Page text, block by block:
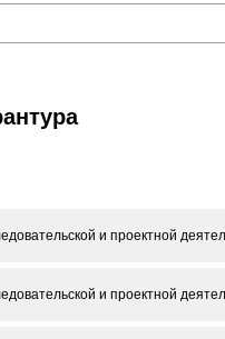
и проектной
и проектной